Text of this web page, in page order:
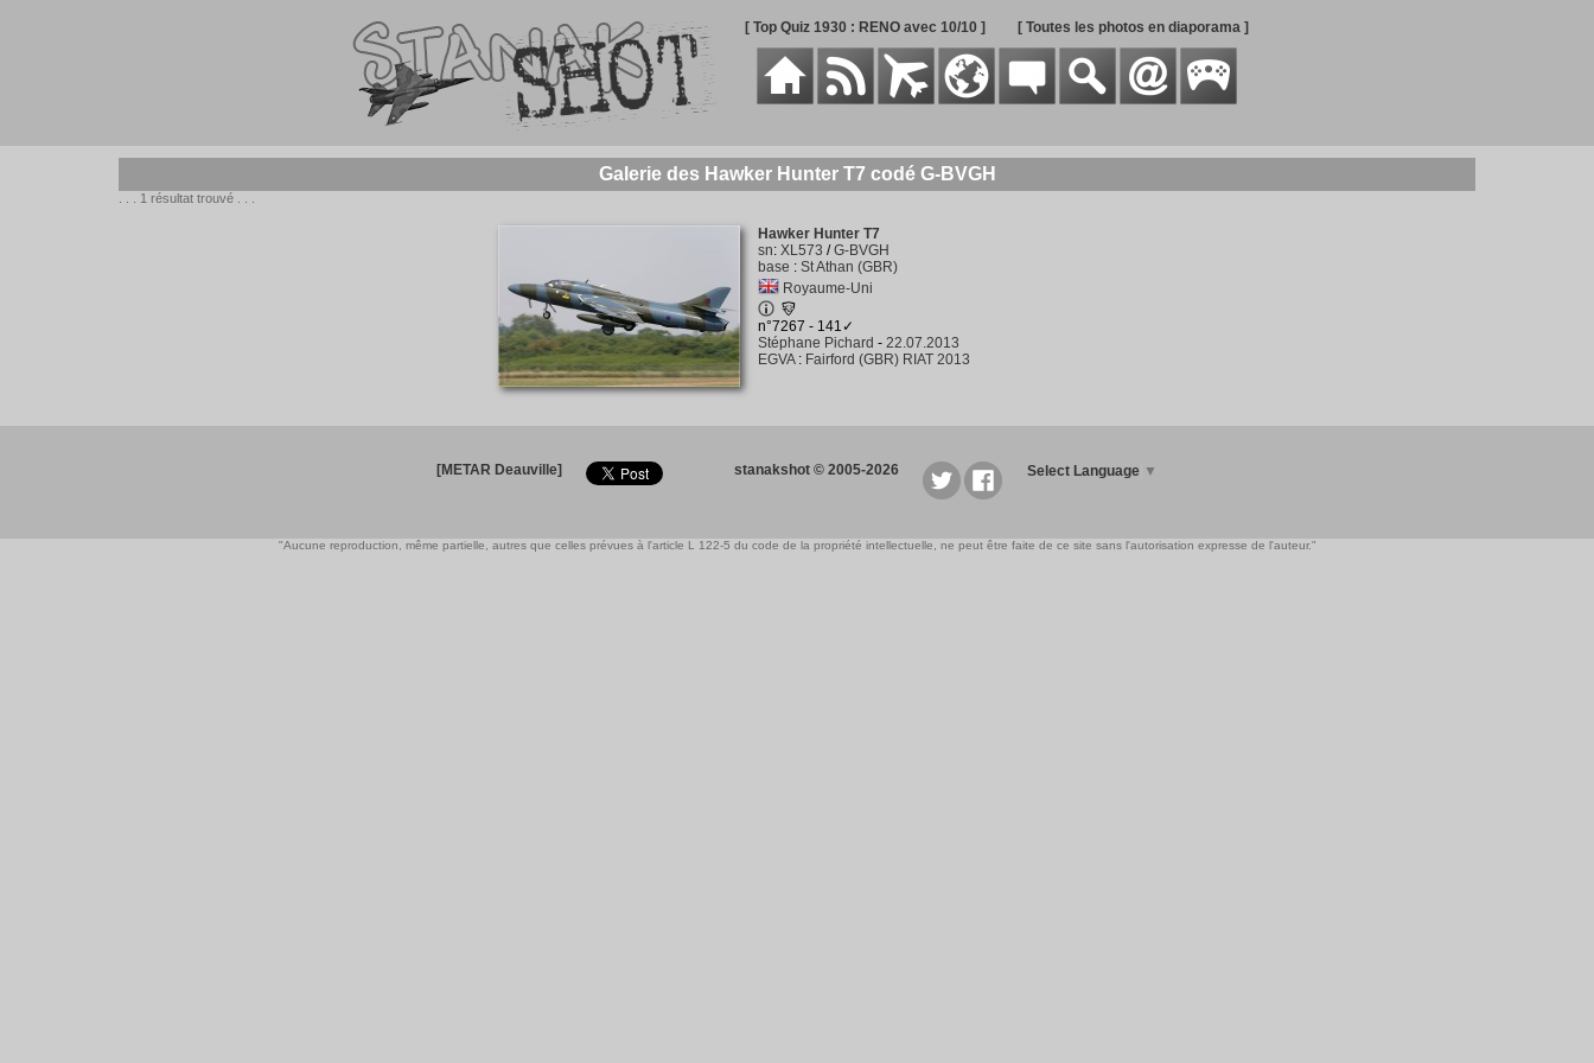
[ Top Quiz 1930 : RENO avec 10/10 ] [ Toutes les photos en diaporama ]
Galerie des Hawker Hunter T7 codé G-BVGH
. . . 1 résultat trouvé . . .
Hawker Hunter T7
sn: XL573 /G-BVGH
base : St Athan (GBR)
Royaume-Uni
n°7267 - 141✓
Stéphane Pichard - 22.07.2013
EGVA: Fairford (GBR) RIAT 2013
[METAR Deauville] stanakshot © 2005-2026 Select Language ▼
"Aucune reproduction, même partielle, autres que celles prévues à l'article L 122-5 du code de la propriété intellectuelle, ne peut être faite de ce site sans l'autorisation expresse de l'auteur."